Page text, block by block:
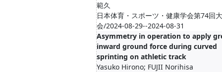
範久
日本体育・スポーツ・健康学会第74回大
会/2024-08-29--2024-08-31
Asymmetry in operation to apply
inward ground force during curved
sprinting on athletic track
Yasuko Hirono; FUJII Norihisa